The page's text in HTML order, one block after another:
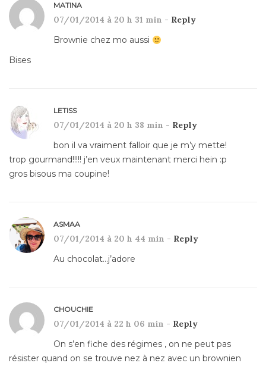
MATINA
07/01/2014 à 20 h 31 min - Reply
Brownie chez mo aussi
Bises
LETISS
07/01/2014 à 20 h 38 min - Reply
bon il va vraiment falloir que je m’y mette!
trop gourmand!!!!! j’en veux maintenant merci hein :p
gros bisous ma coupine!
ASMAA
07/01/2014 à 20 h 44 min - Reply
Au chocolat…j’adore
CHOUCHIE
07/01/2014 à 22 h 06 min - Reply
On s’en fiche des régimes , on ne peut pas
résister quand on se trouve nez à nez avec un brownien